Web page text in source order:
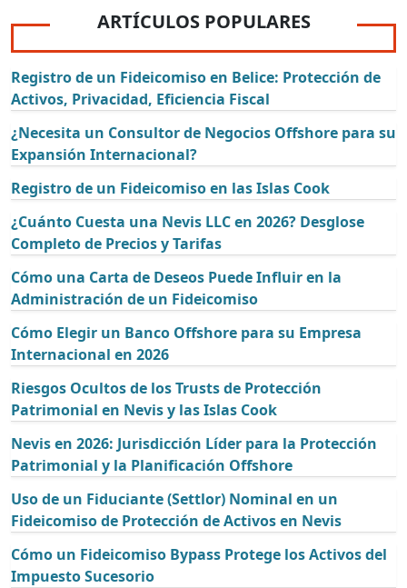
ARTÍCULOS POPULARES
Registro de un Fideicomiso en Belice: Protección de
Activos, Privacidad, Eficiencia Fiscal
¿Necesita un Consultor de Negocios Offshore para su
Expansión Internacional?
Registro de un Fideicomiso en las Islas Cook
¿Cuánto Cuesta una Nevis LLC en 2026? Desglose
Completo de Precios y Tarifas
Cómo una Carta de Deseos Puede Influir en la
Administración de un Fideicomiso
Cómo Elegir un Banco Offshore para su Empresa
Internacional en 2026
Riesgos Ocultos de los Trusts de Protección
Patrimonial en Nevis y las Islas Cook
Nevis en 2026: Jurisdicción Líder para la Protección
Patrimonial y la Planificación Offshore
Uso de un Fiduciante (Settlor) Nominal en un
Fideicomiso de Protección de Activos en Nevis
Cómo un Fideicomiso Bypass Protege los Activos del
Impuesto Sucesorio